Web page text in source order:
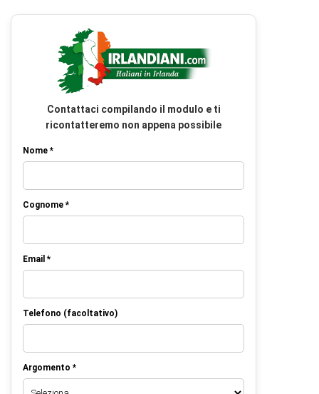
Contattaci compilando il modulo e ti
ricontatteremo non appena possibile
Nome *
Cognome *
Email *
Telefono (facoltativo)
Argomento *